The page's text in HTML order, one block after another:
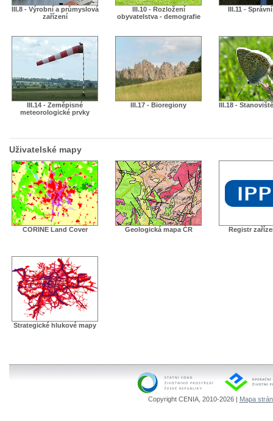
III.8 - Výrobní a průmyslová
zařízení
III.10 - Rozložení
obyvatelstva - demografie
III.11 -
III.14 - Zeměpisné
meteorologické prvky
III.17 - Bioregiony III.18 -
Uživatelské mapy
CORINE Land Cover Geologická mapa ČR Registr
Strategické hlukové mapy
Copyright CENIA, 2010-2026 | Mapa